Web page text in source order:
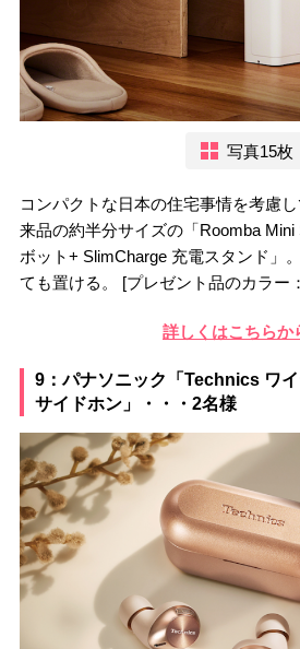
写真15枚
コンパクトな日本の住宅事情を考慮
来品の約半分サイズの「Roomba
ボット+ SlimCharge 充電スタンド」
ても置ける。 [プレゼント品のカラー
詳しくはこちらか
9：パナソニック「Technics ワ
サイドホン」・・・2名様